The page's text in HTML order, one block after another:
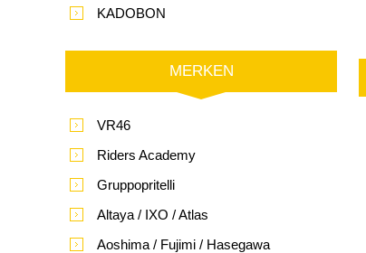
KADOBON
MERKEN
VR46
Riders Academy
Gruppopritelli
Altaya / IXO / Atlas
Aoshima / Fujimi / Hasegawa